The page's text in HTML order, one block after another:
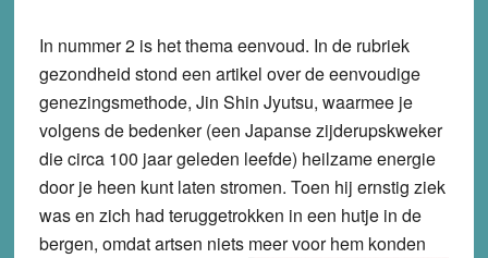
In nummer 2 is het thema eenvoud. In de rubriek
gezondheid stond een artikel over de eenvoudige
genezingsmethode, Jin Shin Jyutsu, waarmee je
volgens de bedenker (een Japanse zijderupskweker
die circa 100 jaar geleden leefde) heilzame energie
door je heen kunt laten stromen. Toen hij ernstig ziek
was en zich had teruggetrokken in een hutje in de
bergen, omdat artsen niets meer voor hemkonden